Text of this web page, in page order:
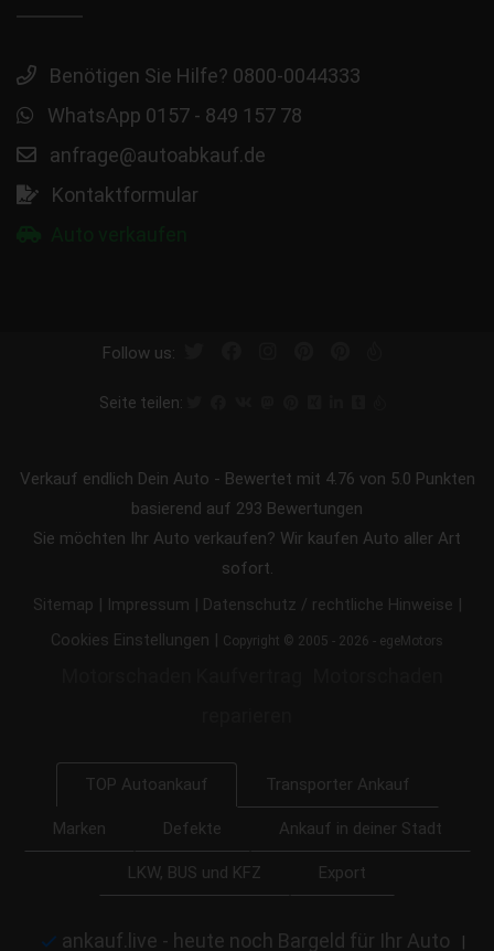
Benötigen Sie Hilfe? 0800-0044333
WhatsApp 0157 - 849 157 78
anfrage@autoabkauf.de
Kontaktformular
Follow us:
Seite teilen:
Verkauf endlich Dein Auto - Bewertet mit 4.76 von 5.0 Punkten
basierend auf 293 Bewertungen
Sie möchten Ihr Auto verkaufen? Wir kaufen Auto aller Art
sofort.
Sitemap | Impressum | Datenschutz / rechtliche Hinweise |
Cookies Einstellungen | Copyright © 2005 - 2026 - egeMotors
TOP Autoankauf Transporter Ankauf
Marken Defekte Ankauf in deiner Stadt
LKW, BUS und KFZ Export
ankauf.live - heute noch Bargeld für Ihr Auto |